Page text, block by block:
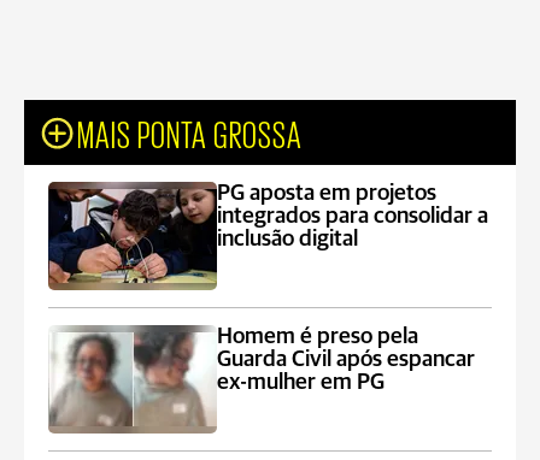
MAIS PONTA GROSSA
PG aposta em projetos
integrados para consolidar a
inclusão digital
Homem é preso pela
Guarda Civil após espancar
ex-mulher em PG